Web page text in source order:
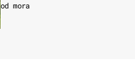
od mora